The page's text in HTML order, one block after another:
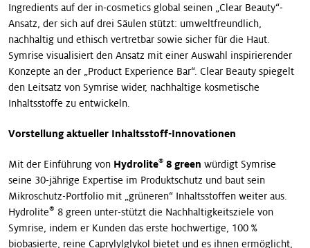
Ingredients auf der in-cosmetics global seinen „Clear Beauty“-
Ansatz, der sich auf drei Säulen stützt: umweltfreundlich,
nachhaltig und ethisch vertretbar sowie sicher für die Haut.
Symrise visualisiert den Ansatz mit einer Auswahl inspirierender
Konzepte an der „Product Experience Bar“. Clear Beauty spiegelt
den Leitsatz von Symrise wider, nachhaltige kosmetische
Inhaltsstoffe zu entwickeln.
Vorstellung aktueller Inhaltsstoff-Innovationen
Mit der Einführung von Hydrolite® 8 green würdigt Symrise
seine 30-jährige Expertise im Produktschutz und baut sein
Mikroschutz-Portfolio mit „grüneren“ Inhaltsstoffen weiter aus.
Hydrolite® 8 green unter-stützt die Nachhaltigkeitsziele von
Symrise, indem er Kunden das erste hochwertige, 100 %
biobasierte, reine Caprylylglykol bietet und es ihnen ermöglicht,